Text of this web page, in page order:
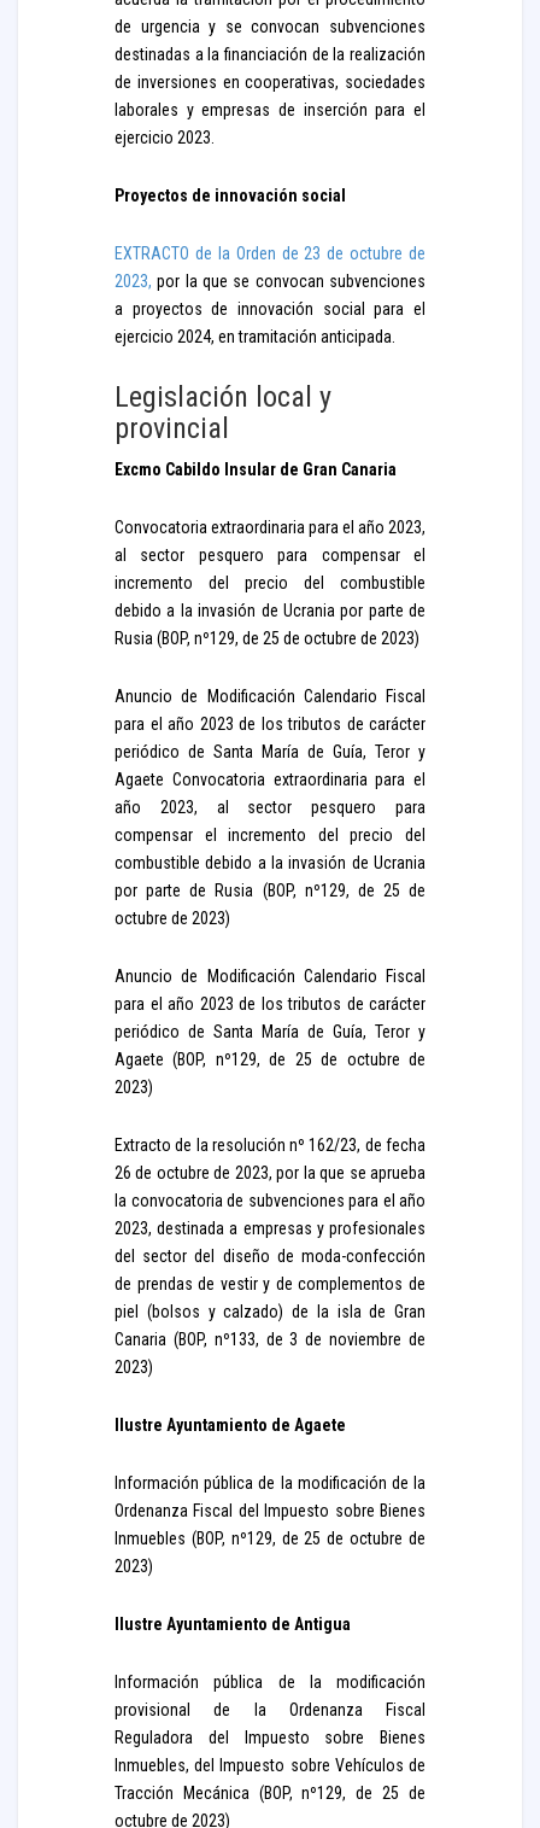
de urgencia y se convocan subvenciones
destinadas a la financiación de la realización
de inversiones en cooperativas, sociedades
laborales y empresas de inserción para el
ejercicio 2023.
Proyectos de innovación social
EXTRACTO de la Orden de 23 de octubre de
2023, por la que se convocan subvenciones
a proyectos de innovación social para el
ejercicio 2024, en tramitación anticipada.
Legislación local y
provincial
Excmo Cabildo Insular de Gran Canaria
Convocatoria extraordinaria para el año 2023,
al sector pesquero para compensar el
incremento del precio del combustible
debido a la invasión de Ucrania por parte de
Rusia (BOP, nº129, de 25 de octubre de 2023)
Anuncio de Modificación Calendario Fiscal
para el año 2023 de los tributos de carácter
periódico de Santa María de Guía, Teror y
Agaete Convocatoria extraordinaria para el
año 2023, al sector pesquero para
compensar el incremento del precio del
combustible debido a la invasión de Ucrania
por parte de Rusia (BOP, nº129, de 25 de
octubre de 2023)
Anuncio de Modificación Calendario Fiscal
para el año 2023 de los tributos de carácter
periódico de Santa María de Guía, Teror y
Agaete (BOP, nº129, de 25 de octubre de
2023)
Extracto de la resolución nº 162/23, de fecha
26 de octubre de 2023, por la que se aprueba
la convocatoria de subvenciones para el año
2023, destinada a empresas y profesionales
del sector del diseño de moda-confección
de prendas de vestir y de complementos de
piel (bolsos y calzado) de la isla de Gran
Canaria (BOP, nº133, de 3 de noviembre de
2023)
Ilustre Ayuntamiento de Agaete
Información pública de la modificación de la
Ordenanza Fiscal del Impuesto sobre Bienes
Inmuebles (BOP, nº129, de 25 de octubre de
2023)
Ilustre Ayuntamiento de Antigua
Información pública de la modificación
provisional de la Ordenanza Fiscal
Reguladora del Impuesto sobre Bienes
Inmuebles, del Impuesto sobre Vehículos de
Tracción Mecánica (BOP, nº129, de 25 de
octubre de 2023)